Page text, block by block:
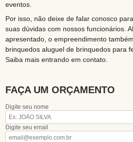
eventos.
Por isso, não deixe de falar conosco
suas dúvidas com nossos funcionários.
apresentado, o empreendimento
brinquedos aluguel de brinquedos para
Saiba mais entrando em contato.
FAÇA UM ORÇAMENTO
Digite seu nome
Digite seu email